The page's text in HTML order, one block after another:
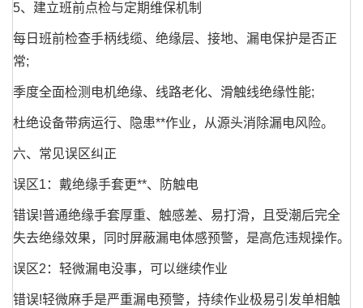
5、建立班前点检与定期维保机制
每日班前检查手柄线缆、绝缘层、接地、漏电保护是否正
常;
季度全面检测电机绝缘、线路老化、滑触线绝缘性能;
杜绝设备带病运行、隐患**作业，从源头消除漏电风险。
六、常见误区纠正
误区1：戴绝缘手套更**、防触电
错误!普通绝缘手套厚重、触感差、易打滑，且受潮后完全
失去绝缘效果，同时屏蔽漏电体感预警，是高危违规操作。
误区2：轻微漏电没事，可以继续作业
错误!轻微麻手是严重漏电预警，持续作业极易引发单相触